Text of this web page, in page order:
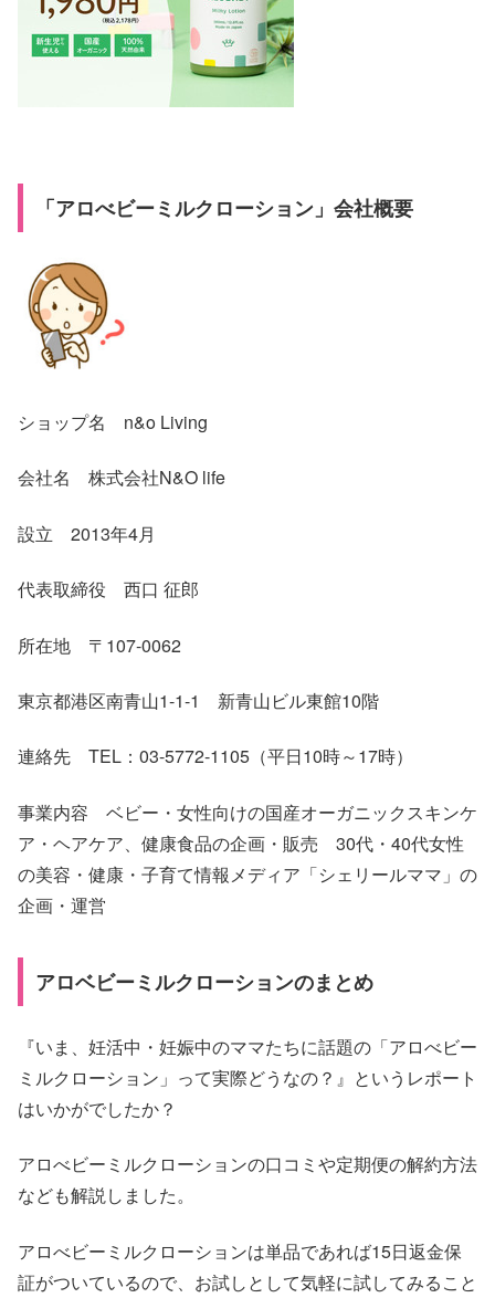
「アロべビーミルクローション」会社概要
ショップ名 n&o Living
会社名 株式会社N&O life
設立 2013年4月
代表取締役 西口 征郎
所在地 〒107-0062
東京都港区南青山1-1-1 新青山ビル東館10階
連絡先 TEL：03-5772-1105（平日10時～17時）
事業内容 ベビー・女性向けの国産オーガニックスキンケ
ア・ヘアケア、健康食品の企画・販売 30代・40代女性
の美容・健康・子育て情報メディア「シェリールママ」の
企画・運営
アロベビーミルクローションのまとめ
『いま、妊活中・妊娠中のママたちに話題の「アロべビー
ミルクローション」って実際どうなの？』というレポート
はいかがでしたか？
アロべビーミルクローションの口コミや定期便の解約方法
なども解説しました。
アロべビーミルクローションは単品であれば15日返金保
証がついているので、お試しとして気軽に試してみること